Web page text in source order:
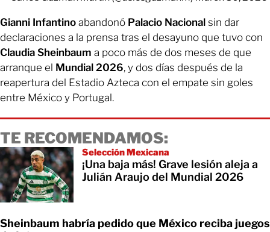
Gianni Infantino abandonó Palacio Nacional sin dar
declaraciones a la prensa tras el desayuno que tuvo con
Claudia Sheinbaum a poco más de dos meses de que
arranque el Mundial 2026, y dos días después de la
reapertura del Estadio Azteca con el empate sin goles
entre México y Portugal.
TE RECOMENDAMOS:
Selección Mexicana
¡Una baja más! Grave lesión aleja a
Julián Araujo del Mundial 2026
Sheinbaum habría pedido que México reciba juegos